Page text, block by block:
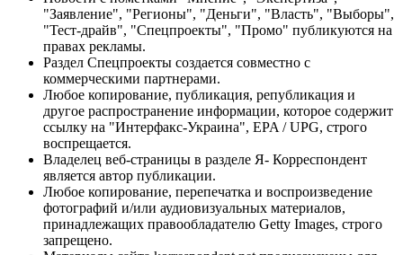
"Заявление", "Регионы", "Деньги", "Власть", "Выборы",
"Тест-драйв", "Спецпроекты", "Промо" публикуются на
правах рекламы.
Раздел Спецпроекты создается совместно с
коммерческими партнерами.
Любое копирование, публикация, републикация и
другое распространение информации, которое содержит
ссылку на "Интерфакс-Украина", EPA / UPG, строго
воспрещается.
Владелец веб-страницы в разделе Я- Корреспондент
является автор публикации.
Любое копирование, перепечатка и воспроизведение
фотографий и/или аудиовизуальных материалов,
принадлежащих правообладателю Getty Images, строго
запрещено.